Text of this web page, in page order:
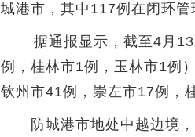
城港市，其中117例在闭环管
据通报显示，截至4月13
例，桂林市1例，玉林市1例
钦州市41例，崇左市17例，
防城港市地处中越边境，